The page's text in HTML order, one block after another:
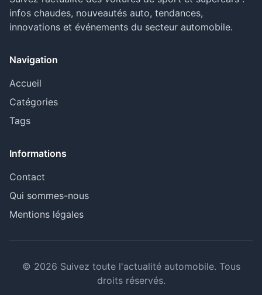
infos chaudes, nouveautés auto, tendances,
innovations et événements du secteur automobile.
Navigation
Accueil
Catégories
Tags
Informations
Contact
Qui sommes-nous
Mentions légales
© 2026 Suivez toute l'actualité automobile. Tous
droits réservés.